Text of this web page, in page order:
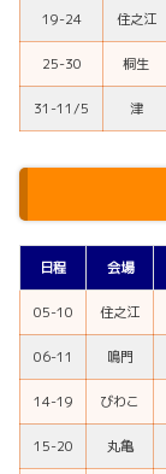
19-24 住之江
25-30 桐生
31-11/5 津
日程 会場
05-10 住之江
06-11 鳴門
14-19 びわこ
15-20 丸亀